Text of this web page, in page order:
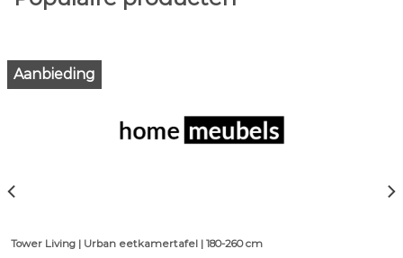
Aanbieding
Tower Living | Urban eetkamertafel | 180-260 cm